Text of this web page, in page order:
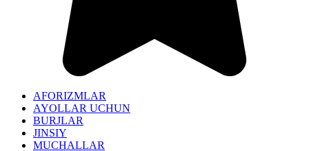
AFORIZMLAR
AYOLLAR UCHUN
BURJLAR
JINSIY
MUCHALLAR